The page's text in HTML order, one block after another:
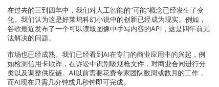
在过去的三到四年中，我们对人工智能的“可能”概念已经发生了变
化。我们认为这是好莱坞科幻小说中的创新已经成为现实。例如，
谷歌最近发布了一个可以读取图像中手写内容的API，这是四年前无
法解决的问题。
市场也已经成熟。我们已经看到AI在专门的商业应用中的兴起，例
如检测信用卡欺诈，在诉讼中识别吸烟枪文件，对商业合同进行分
类以及调整供应链。AI以前需要花费专家团队数周或数月的工作，
而AI现在只需几分钟或几秒钟即可完成。